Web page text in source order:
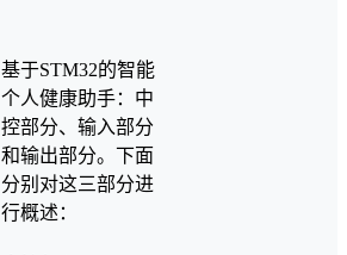
基于STM32的智能
个人健康助手：中
控部分、输入部分
和输出部分。下面
分别对这三部分进
行概述：